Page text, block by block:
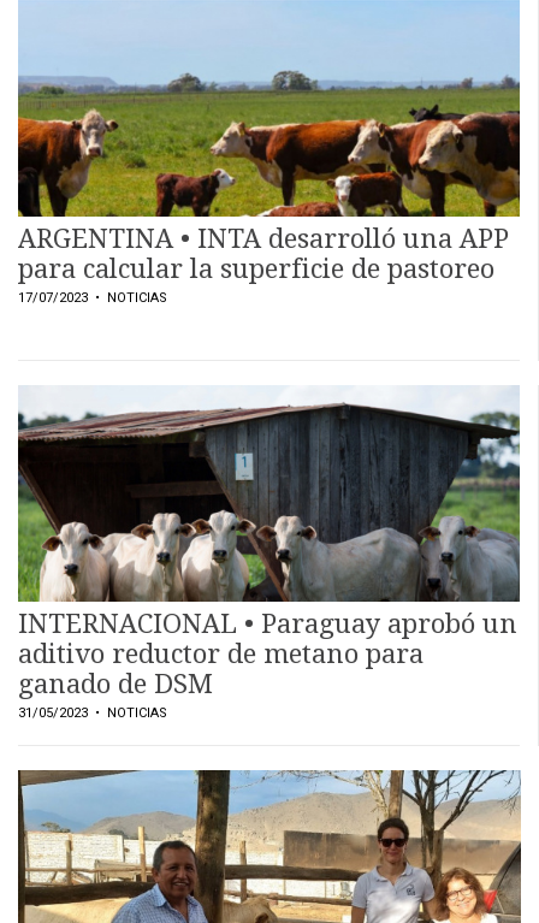
ARGENTINA • INTA desarrolló una APP
para calcular la superficie de pastoreo
17/07/2023 • NOTICIAS
INTERNACIONAL • Paraguay aprobó un
aditivo reductor de metano para
ganado de DSM
31/05/2023 • NOTICIAS